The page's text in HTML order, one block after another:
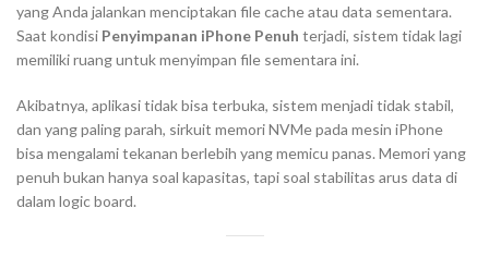
yang Anda jalankan menciptakan filecacheatau data sementara.
Saat kondisi Penyimpanan iPhone Penuh terjadi, sistem tidak lagi
memiliki ruang untuk menyimpan file sementara ini.
Akibatnya, aplikasi tidak bisa terbuka, sistem menjadi tidak stabil,
dan yang paling parah, sirkuit memori NVMe pada mesin iPhone
bisa mengalami tekanan berlebih yang memicu panas. Memori yang
penuh bukan hanya soal kapasitas, tapi soal stabilitas arus data di
dalam logic board.